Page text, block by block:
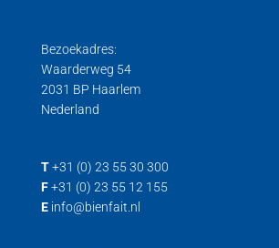
Bezoekadres:
Waarderweg 54
2031 BP Haarlem
Nederland
T +31 (0) 23 55 30 300
F +31 (0) 23 55 12 155
E info@bienfait.nl